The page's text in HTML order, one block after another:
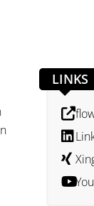
LINKS